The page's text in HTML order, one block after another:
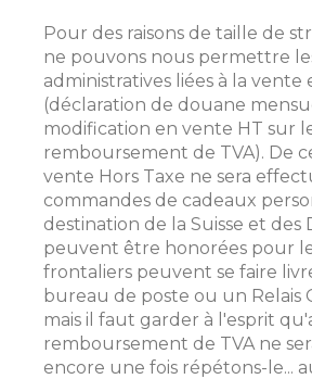
Pour des raisons de taille de
ne pouvons nous permettre
administratives liées à la vente
(déclaration de douane
modification en vente HT sur
remboursement de TVA). De
vente Hors Taxe ne sera
commandes de cadeaux
destination de la Suisse et des
peuvent être honorées pour
frontaliers peuvent se faire
bureau de poste ou un Relais
mais il faut garder à l'esprit
remboursement de TVA ne
encore une fois répétons-le...